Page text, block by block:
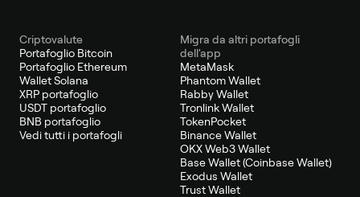
Criptovalute
Portafoglio Bitcoin
Portafoglio Ethereum
Wallet Solana
XRP portafoglio
USDT portafoglio
BNB portafoglio
Vedi tutti i portafogli
Migra da altri portafogli
dell'app
MetaMask
Phantom Wallet
Rabby Wallet
Tronlink Wallet
TokenPocket
Binance Wallet
OKX Web3 Wallet
Base Wallet (Coinbase Wallet)
Exodus Wallet
Trust Wallet